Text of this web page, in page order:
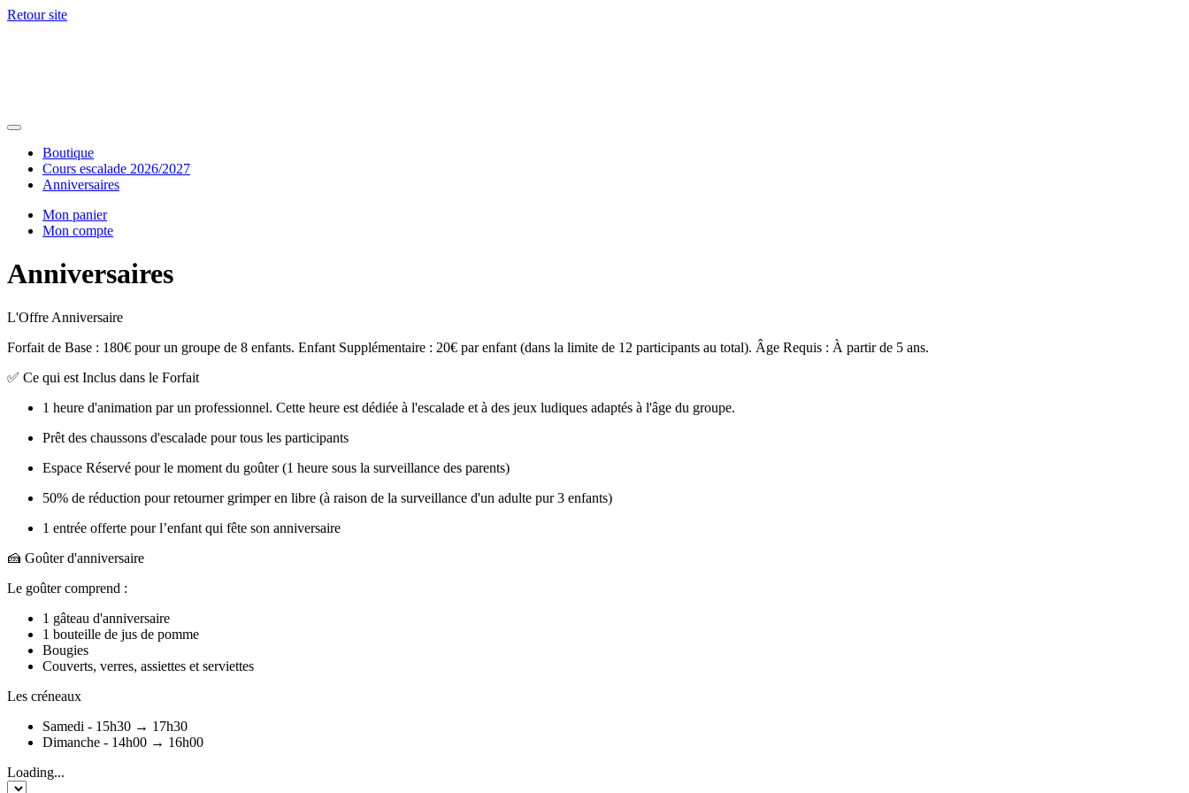
Retour site
Boutique
Cours escalade 2026/2027
Anniversaires
Mon panier
Mon compte
Anniversaires
L'Offre Anniversaire
Forfait de Base : 180€ pour un groupe de 8 enfants. Enfant Supplémentaire : 20€ par enfant (dans la limite de 12 participants au total). Âge Requis : À partir de 5 ans.
✅ Ce qui est Inclus dans le Forfait
1 heure d'animation par un professionnel. Cette heure est dédiée à l'escalade et à des jeux ludiques adaptés à l'âge du groupe.
Prêt des chaussons d'escalade pour tous les participants
Espace Réservé pour le moment du goûter (1 heure sous la surveillance des parents)
50% de réduction pour retourner grimper en libre (à raison de la surveillance d'un adulte pur 3 enfants)
1 entrée offerte pour l’enfant qui fête son anniversaire
🍰 Goûter d'anniversaire
Le goûter comprend :
1 gâteau d'anniversaire
1 bouteille de jus de pomme
Bougies
Couverts, verres, assiettes et serviettes
Les créneaux
Samedi - 15h30 → 17h30
Dimanche - 14h00 → 16h00
Loading...